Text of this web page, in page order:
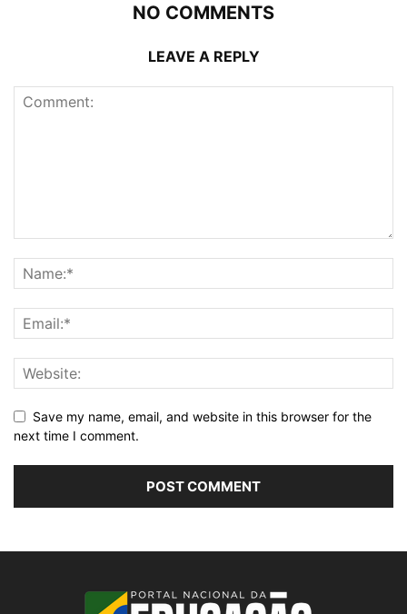
NO COMMENTS
LEAVE A REPLY
Save my name, email, and website in this browser for the
next time I comment.